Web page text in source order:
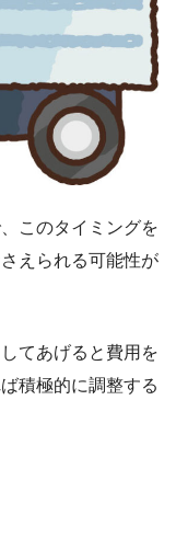
このタイミングを
えられる可能性が
てあげると費用を
積極的に調整する